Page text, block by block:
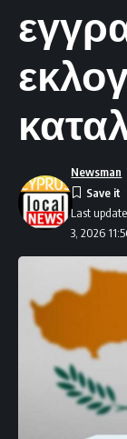
Last
3, 2026
Newsman